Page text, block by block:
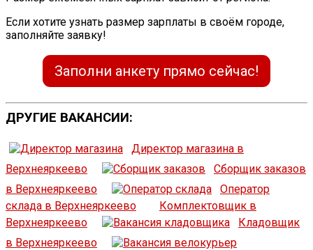
Если хотите узнать размер зарплаты в своём городе,
заполняйте заявку!
Заполни анкету прямо сейчас!
ДРУГИЕ ВАКАНСИИ:
Директор магазина в
Верхнеяркеево
Сборщик заказов
в Верхнеяркеево
Оператор
склада в Верхнеяркеево
Комплектовщик в
Верхнеяркеево
Кладовщик
в Верхнеяркеево